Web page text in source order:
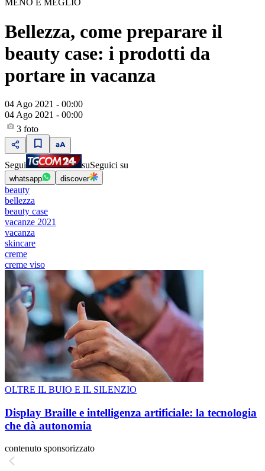
MENO È MEGLIO
Bellezza, come preparare il
beauty case: i prodotti da
portare in vacanza
04 Ago 2021 - 00:00
04 Ago 2021 - 00:00
3 foto
Segui suSeguici su
whatsapp discover
beauty
bellezza
beauty case
vacanze 2021
vacanza
skincare
creme
creme viso
OLTRE IL BUIO E IL SILENZIO
Display Braille e intelligenza artificiale: la tecnologia
che dà autonomia
contenuto sponsorizzato